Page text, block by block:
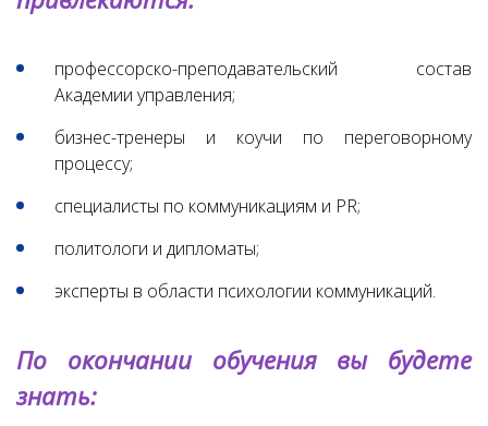
профессорско-преподавательский состав
Академии управления;
бизнес-тренеры и коучи по переговорному
процессу;
специалисты по коммуникациям и PR;
политологи и дипломаты;
эксперты в области психологии коммуникаций.
По окончании обучения вы будете
знать: